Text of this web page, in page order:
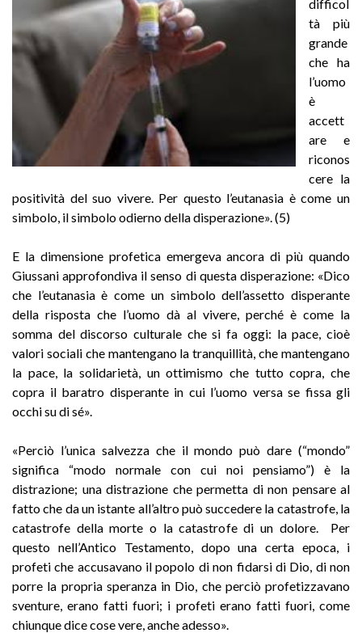
difficol
tà più
grande
che ha
l’uomo
è
accett
are e
riconos
cere la
positività del suo vivere. Per questo l’eutanasia è come un
simbolo, il simbolo odierno della disperazione». (5)
E la dimensione profetica emergeva ancora di più quando
Giussani approfondiva il senso di questa disperazione: «Dico
che l’eutanasia è come un simbolo dell’assetto disperante
della risposta che l’uomo dà al vivere, perché è come la
somma del discorso culturale che si fa oggi: la pace, cioè
valori sociali che mantengano la tranquillità, che mantengano
la pace, la solidarietà, un ottimismo che tutto copra, che
copra il baratro disperante in cui l’uomo versa se fissa gli
occhi su di sé».
«Perciò l’unica salvezza che il mondo può dare (“mondo”
significa “modo normale con cui noi pensiamo”) è la
distrazione; una distrazione che permetta di non pensare al
fatto che da un istante all’altro può succedere la catastrofe, la
catastrofe della morte o la catastrofe di un dolore. Per
questo nell’Antico Testamento, dopo una certa epoca, i
profeti che accusavano il popolo di non fidarsi di Dio, di non
porre la propria speranza in Dio, che perciò profetizzavano
sventure, erano fatti fuori; i profeti erano fatti fuori, come
chiunque dice cose vere, anche adesso».